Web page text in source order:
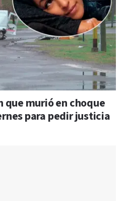
que murió en choque
para pedir justicia